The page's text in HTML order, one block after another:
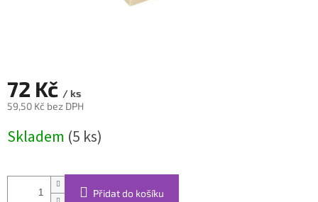
72 Kč / ks
59,50 Kč bez DPH
cena:
Skladem (5 ks)
Přidat do košíku